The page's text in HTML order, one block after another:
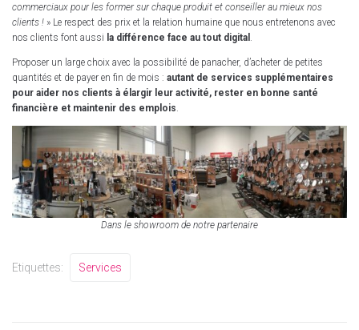
commerciaux pour les former sur chaque produit et conseiller au mieux nos
clients ! » Le respect des prix et la relation humaine que nous entretenons avec
nos clients font aussi la différence face au tout digital
Proposer un large choix avec la possibilité de panacher, d’acheter de petites
quantités et de payer en fin de mois : autant de services supplémentaires
pour aider nos clients à élargir leur activité, rester en bonne santé
financière et maintenir des emplois
Dans le showroom de notre partenaire
Etiquettes: Services